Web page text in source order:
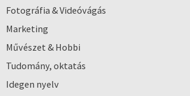
Fotográfia & Videóvágás
Marketing
Művészet & Hobbi
Tudomány, oktatás
Idegen nyelv